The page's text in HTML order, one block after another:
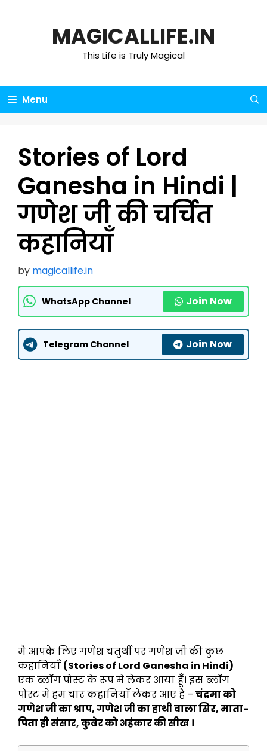
MAGICALLIFE.IN
This Life is Truly Magical
Menu
Stories of Lord
Ganesha in Hindi |
गणेश जी की चर्चित
कहानियाँ
by magicallife.in
WhatsApp Channel Join Now
Telegram Channel Join Now
मैं आपके लिए गणेश चतुर्थी पर गणेश जी की कुछ
कहानियाँ (Stories of Lord Ganesha in Hindi)
एक ब्लॉग पोस्ट के रूप मे लेकर आया हूँ। इस ब्लॉग
पोस्ट मे हम चार कहानियाँ लेकर आए है – चंद्रमा को
गणेश जी का श्राप, गणेश जी का हाथी वाला सिर, माता-
पिता ही संसार, कुबेर को अहंकार की सीख ।